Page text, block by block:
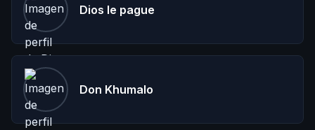
Dios le pague
Don Khumalo